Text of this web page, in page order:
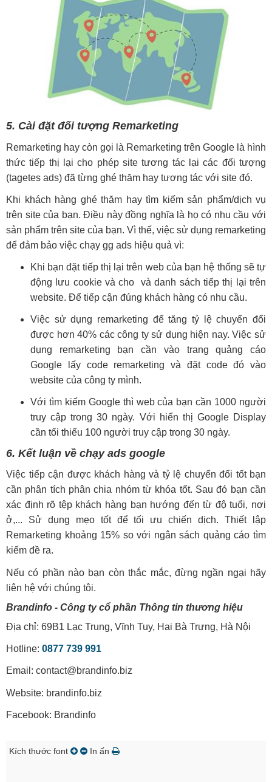
5. Cài đặt đối tượng Remarketing
Remarketing hay còn gọi là Remarketing trên Google là hình
thức tiếp thị lại cho phép site tương tác lại các đối tượng
(tagetes ads) đã từng ghé thăm hay tương tác với site đó.
Khi khách hàng ghé thăm hay tìm kiếm sản phẩm/dịch vụ
trên site của bạn. Điều này đồng nghĩa là họ có nhu cầu với
sản phẩm trên site của bạn. Vì thế, việc sử dụng remarketing
để đảm bảo việc chạy gg ads hiệu quả vì:
Khi bạn đặt tiếp thị lại trên web của bạn hệ thống sẽ tự
động lưu cookie và cho và danh sách tiếp thị lại trên
website. Để tiếp cận đúng khách hàng có nhu cầu.
Việc sử dụng remarketing để tăng tỷ lệ chuyển đổi
được hơn 40% các công ty sử dụng hiện nay. Việc sử
dụng remarketing bạn cần vào trang quảng cáo
Google lấy code remarketing và đặt code đó vào
website của công ty mình.
Với tìm kiếm Google thì web của bạn cần 1000 người
truy cập trong 30 ngày. Với hiển thị Google Display
cần tối thiểu 100 người truy cập trong 30 ngày.
6. Kết luận về chạy ads google
Việc tiếp cận được khách hàng và tỷ lệ chuyển đổi tốt bạn
cần phân tích phân chia nhóm từ khóa tốt. Sau đó bạn cần
xác định rõ tệp khách hàng bạn hướng đến từ độ tuổi, nơi
ở,... Sử dụng mẹo tốt để tối ưu chiến dịch. Thiết lập
Remarketing khoảng 15% so với ngân sách quảng cáo tìm
kiếm đề ra.
Nếu có phần nào bạn còn thắc mắc, đừng ngần ngại hãy
liên hệ với chúng tôi.
Brandinfo - Công ty cổ phần Thông tin thương hiệu
Địa chỉ: 69B1 Lạc Trung, Vĩnh Tuy, Hai Bà Trưng, Hà Nội
Hotline: 0877 739 991
Email: contact@brandinfo.biz
Website: brandinfo.biz
Facebook: Brandinfo
Kích thước font In ấn